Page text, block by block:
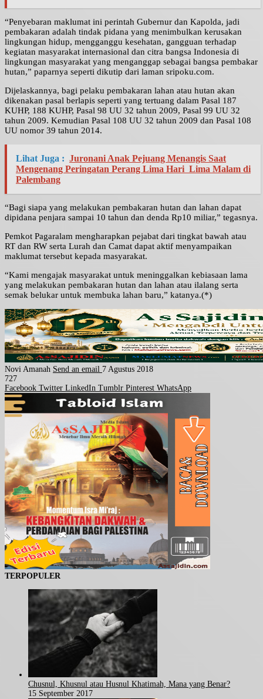
“Penyebaran maklumat ini perintah Gubernur dan Kapolda, jadi
pembakaran adalah tindak pidana yang menimbulkan kerusakan
lingkungan hidup, mengganggu kesehatan, gangguan terhadap
kegiatan masyarakat internasional dan citra bangsa Indonesia di
lingkungan masyarakat yang menganggap sebagai bangsa pembakar
hutan,” paparnya seperti dikutip dari laman sripoku.com.
Dijelaskannya, bagi pelaku pembakaran lahan atau hutan akan
dikenakan pasal berlapis seperti yang tertuang dalam Pasal 187
KUHP, 188 KUHP, Pasal 98 UU 32 tahun 2009, Pasal 99 UU 32
tahun 2009. Kemudian Pasal 108 UU 32 tahun 2009 dan Pasal 108
UU nomor 39 tahun 2014.
Lihat Juga : Juronani Anak Pejuang Menangis Saat
Mengenang Peringatan Perang Lima Hari Lima Malam di
Palembang
“Bagi siapa yang melakukan pembakaran hutan dan lahan dapat
dipidana penjara sampai 10 tahun dan denda Rp10 miliar,” tegasnya.
Pemkot Pagaralam mengharapkan pejabat dari tingkat bawah atau
RT dan RW serta Lurah dan Camat dapat aktif menyampaikan
maklumat tersebut kepada masyarakat.
“Kami mengajak masyarakat untuk meninggalkan kebiasaan lama
yang melakukan pembakaran hutan dan lahan atau ilalang serta
semak belukar untuk membuka lahan baru,” katanya.(*)
Novi Amanah Send an email 7 Agustus 2018
727
Facebook Twitter LinkedIn Tumblr Pinterest WhatsApp
TERPOPULER
Chusnul, Khusnul atau Husnul Khatimah, Mana yang Benar?
15 September 2017